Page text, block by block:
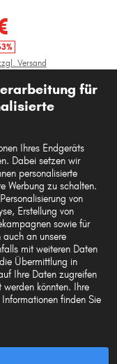
Versand
prüfen
für
Ihres Endgeräts
Dabei setzen wir
personalisierte
Werbung zu schalten.
von
Erstellung von
sowie für
an unsere
mit weiteren Daten
Übermittlung in
Ihre Daten zugreifen
könnten. Ihre
finden Sie